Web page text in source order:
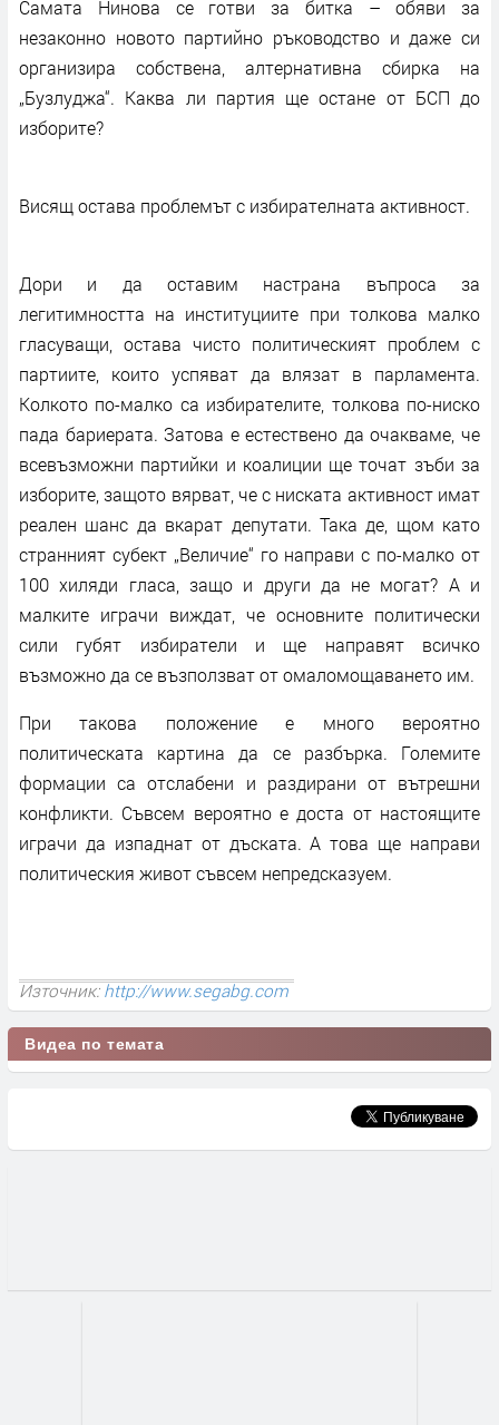
Самата Нинова се готви за битка – обяви за
незаконно новото партийно ръководство и даже си
организира собствена, алтернативна сбирка на
„Бузлуджа“. Каква ли партия ще остане от БСП до
изборите?
Висящ остава проблемът с избирателната активност.
Дори и да оставим настрана въпроса за
легитимността на институциите при толкова малко
гласуващи, остава чисто политическият проблем с
партиите, които успяват да влязат в парламента.
Колкото по-малко са избирателите, толкова по-ниско
пада бариерата. Затова е естествено да очакваме, че
всевъзможни партийки и коалиции ще точат зъби за
изборите, защото вярват, че с ниската активност имат
реален шанс да вкарат депутати. Така де, щом като
странният субект „Величие“ го направи с по-малко от
100 хиляди гласа, защо и други да не могат? А и
малките играчи виждат, че основните политически
сили губят избиратели и ще направят всичко
възможно да се възползват от омаломощаването им.
При такова положение е много вероятно
политическата картина да се разбърка. Големите
формации са отслабени и раздирани от вътрешни
конфликти. Съвсем вероятно е доста от настоящите
играчи да изпаднат от дъската. А това ще направи
политическия живот съвсем непредсказуем.
Източник:http://www.segabg.com
Видеа по темата